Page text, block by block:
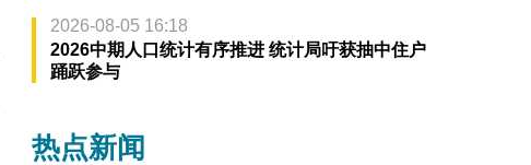
2026-08-05 16:18
2026中期人口统计有序推进 统计局吁获抽中住户
踊跃参与
热点新闻